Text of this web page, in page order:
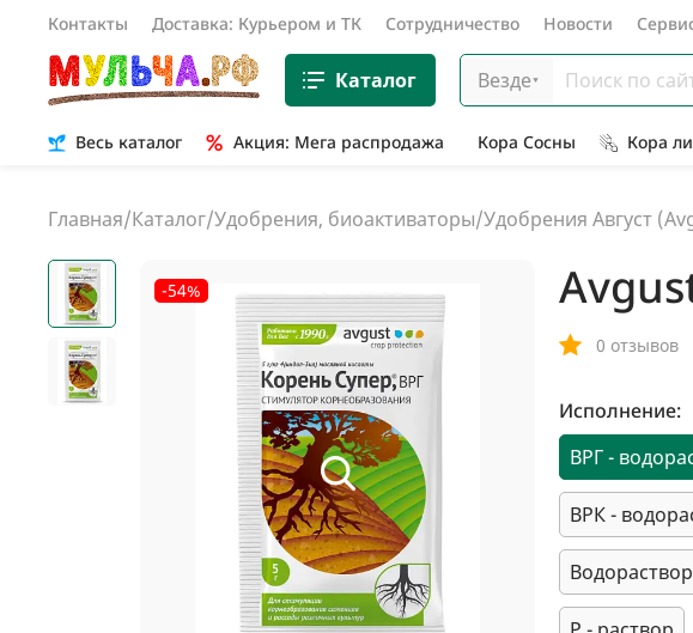
Контакты Доставка: Курьером и ТК Сотрудничество Новости
Каталог Везде
Весь каталог Акция: Мега распродажа Кора Сосны Кора
Главная/Каталог/Удобрения, биоактиваторы/Удобрения Август
-54%
0 отзывов
Исполнение:
ВРГ -
ВРК -